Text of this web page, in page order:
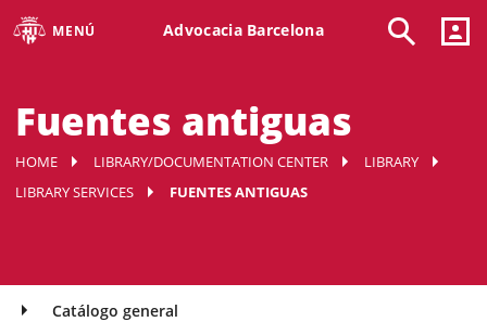
MENÚ Advocacia Barcelona
Fuentes antiguas
HOME LIBRARY/DOCUMENTATION CENTER
LIBRARY
LIBRARY SERVICES
FUENTES ANTIGUAS
Catálogo general